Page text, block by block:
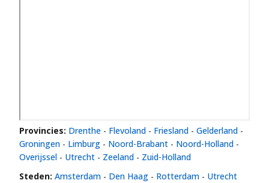
Provincies: Drenthe - Flevoland - Friesland - Gelderland -
Groningen - Limburg - Noord-Brabant - Noord-Holland -
Overijssel - Utrecht - Zeeland - Zuid-Holland
Steden: Amsterdam - Den Haag - Rotterdam - Utrecht